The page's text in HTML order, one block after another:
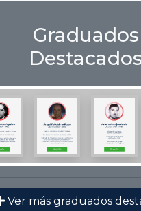
Graduados
Destacados
Ver más graduados